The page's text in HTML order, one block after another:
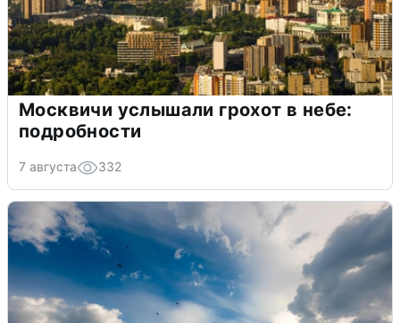
Москвичи услышали грохот в небе:
подробности
7 августа 332